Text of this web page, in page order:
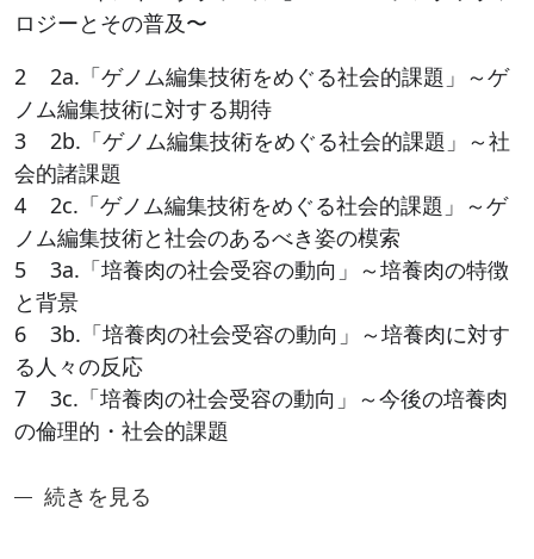
ロジーとその普及〜
2 2a.「ゲノム編集技術をめぐる社会的課題」～ゲ
ノム編集技術に対する期待
3 2b.「ゲノム編集技術をめぐる社会的課題」～社
会的諸課題
4 2c.「ゲノム編集技術をめぐる社会的課題」～ゲ
ノム編集技術と社会のあるべき姿の模索
5 3a.「培養肉の社会受容の動向」～培養肉の特徴
と背景
6 3b.「培養肉の社会受容の動向」～培養肉に対す
る人々の反応
7 3c.「培養肉の社会受容の動向」～今後の培養肉
の倫理的・社会的課題
奈良先端アントレシリーズ4：先端科学技術と社
続きを見る